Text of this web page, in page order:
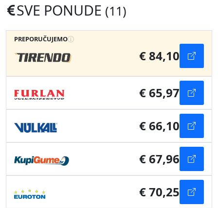
SVE PONUDE (11)
PREPORUČUJEMO
€ 84,10
€ 65,97
€ 66,10
€ 67,96
€ 70,25